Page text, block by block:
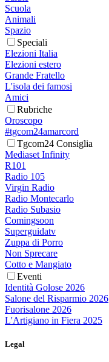
Scuola
Animali
Spazio
Speciali
Elezioni Italia
Elezioni estero
Grande Fratello
L'isola dei famosi
Amici
Rubriche
Oroscopo
#tgcom24amarcord
Tgcom24 Consiglia
Mediaset Infinity
R101
Radio 105
Virgin Radio
Radio Montecarlo
Radio Subasio
Comingsoon
Superguidatv
Zuppa di Porro
Non Sprecare
Cotto e Mangiato
Eventi
Identità Golose 2026
Salone del Risparmio 2026
Fuorisalone 2026
L'Artigiano in Fiera 2025
Legal